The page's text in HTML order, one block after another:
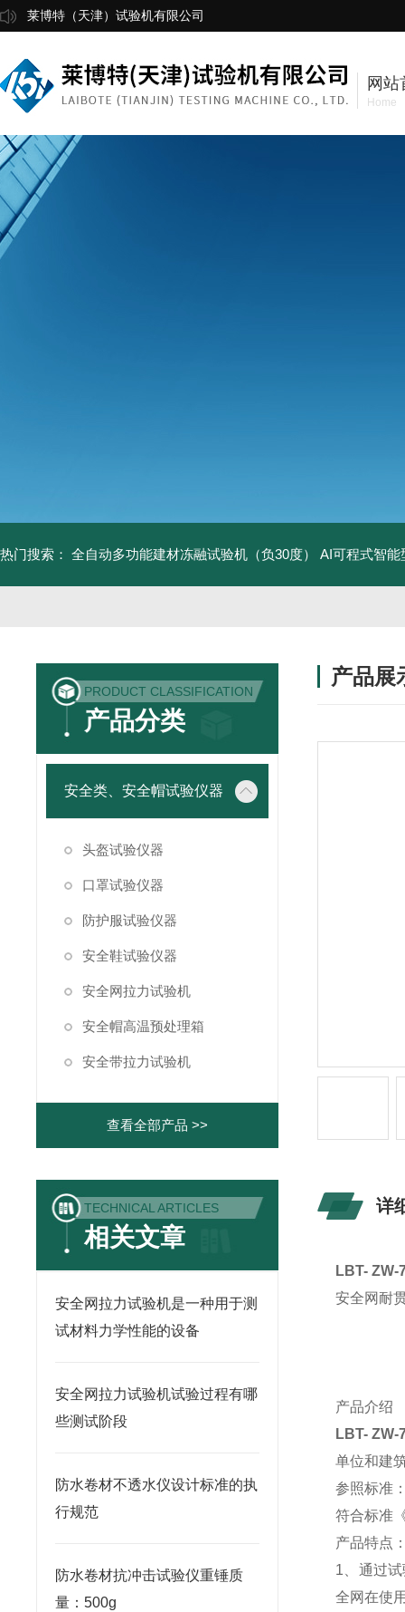
莱博特（天津）试验机有限公司
网站
Home
热门搜索： 全自动多功能建材冻融试验机（负30度） AI可程式智能
PRODUCT CLASSIFICATION
产品分类
安全类、安全帽试验仪器
头盔试验仪器
口罩试验仪器
防护服试验仪器
安全鞋试验仪器
安全网拉力试验机
安全帽高温预处理箱
安全带拉力试验机
查看全部产品 >>
TECHNICAL ARTICLES
相关文章
安全网拉力试验机是一种用于测
试材料力学性能的设备
安全网拉力试验机试验过程有哪
些测试阶段
防水卷材不透水仪设计标准的执
行规范
防水卷材抗冲击试验仪重锤质
量：500g
产品展
详
LBT- ZW-
安全网耐
产品介绍
LBT- ZW-
单位和建
参照标准
符合标准
产品特点
1 、通过
全网在使